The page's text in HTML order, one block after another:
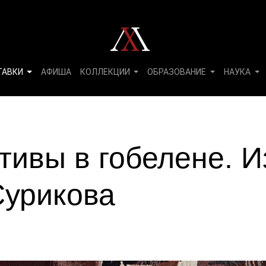
АФИША КОЛЛЕКЦИИ ОБРАЗОВАНИЕ НАУКА
в гобелене.